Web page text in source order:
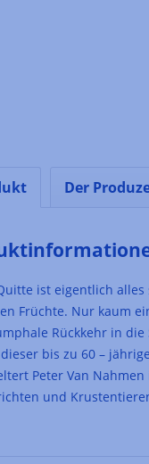
Der
ist eigentlich
Früchte. Nur kaum
Rückkehr in
bis zu 60 –
Peter Van
und